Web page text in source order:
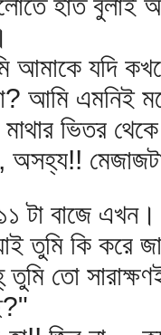
আমাকে যদি
আমি এমনিই
ভিতর
অসহ্য!!
টা বাজে
তুমি কি করে
তো